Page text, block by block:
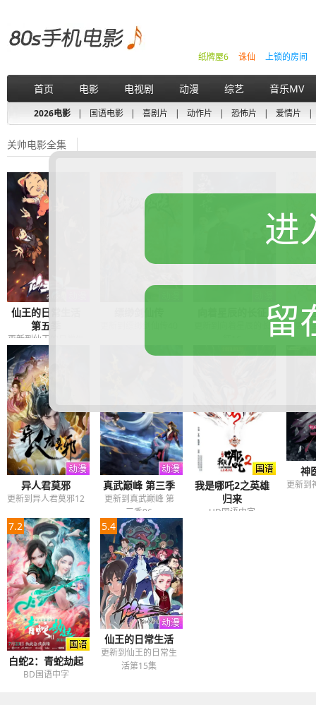
上锁的房间
诛仙
纸牌屋6
首页 电影 电视剧 动漫 综艺 音乐MV
2026电影 | 国语电影 | 喜剧片 | 动作片 | 恐怖片 | 爱情片 |
关帅电影全集
仙王的日常生活
第五季
更新到仙王的日常生
活第五季12
更
异人君莫邪
更新到异人君莫邪12
真武巅峰 第三季
更新到真武巅峰 第
三季96
我是哪吒2之英雄
归来
HD国语中字
神
更新到
7.2
白蛇2：青蛇劫起
BD国语中字
5.4
仙王的日常生活
更新到仙王的日常生
活第15集
进
留